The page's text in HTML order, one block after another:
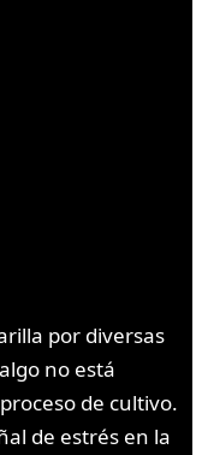
por diversas
no está
de cultivo.
de estrés en la